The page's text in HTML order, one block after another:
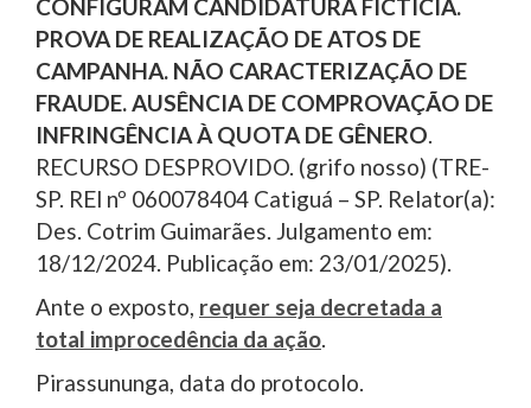
CONFIGURAM CANDIDATURA FICTÍCIA.
PROVA DE REALIZAÇÃO DE ATOS DE
CAMPANHA. NÃO CARACTERIZAÇÃO DE
FRAUDE. AUSÊNCIA DE COMPROVAÇÃO DE
INFRINGÊNCIA À QUOTA DE GÊNERO
RECURSO DESPROVIDO. (grifo nosso) (TRE-
SP. REl nº 060078404 Catiguá – SP. Relator(a):
Des. Cotrim Guimarães. Julgamento em:
18/12/2024. Publicação em: 23/01/2025).
Ante o exposto, requer seja decretada a
total improcedência da ação
Pirassununga, data do protocolo.